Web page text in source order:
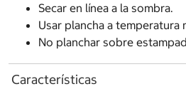
Secar en línea a la sombra.
Usar plancha a temperatura
No planchar sobre
Características